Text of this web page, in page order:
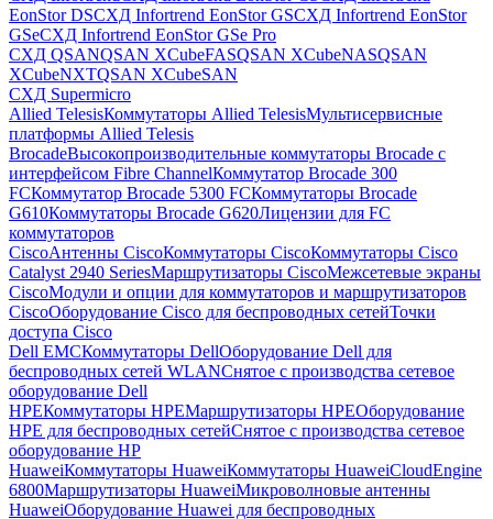
EonStor DSСХД Infortrend EonStor GSСХД Infortrend EonStor
GSeСХД Infortrend EonStor GSe Pro
СХД QSANQSAN XCubeFASQSAN XCubeNASQSAN
XCubeNXTQSAN XCubeSAN
СХД Supermicro
Allied TelesisКоммутаторы Allied TelesisМультисервисные
платформы Allied Telesis
BrocadeВысокопроизводительные коммутаторы Brocade с
интерфейсом Fibre ChannelКоммутатор Brocade 300
FCКоммутатор Brocade 5300 FCКоммутаторы Brocade
G610Коммутаторы Brocade G620Лицензии для FC
коммутаторов
CiscoАнтенны CiscoКоммутаторы CiscoКоммутаторы Cisco
Catalyst 2940 SeriesМаршрутизаторы CiscoМежсетевые экраны
CiscoМодули и опции для коммутаторов и маршрутизаторов
CiscoОборудование Cisco для беспроводных сетейТочки
доступа Cisco
Dell EMCКоммутаторы DellОборудование Dell для
беспроводных сетей WLANСнятое с производства сетевое
оборудование Dell
HPEКоммутаторы HPEМаршрутизаторы HPEОборудование
HPE для беспроводных сетейСнятое с производства сетевое
оборудование HP
HuaweiКоммутаторы HuaweiКоммутаторы HuaweiCloudEngine
6800Маршрутизаторы HuaweiМикроволновые антенны
HuaweiОборудование Huawei для беспроводных